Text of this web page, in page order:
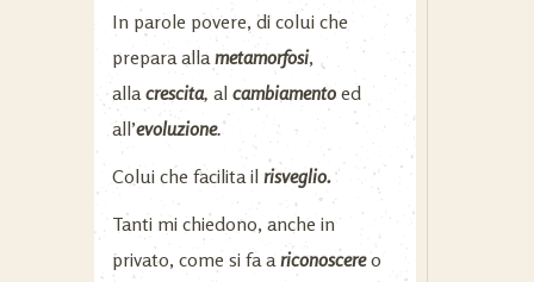
In parole povere, di colui che
prepara allametamorfosi,
allacrescita, al cambiamento ed
all’evoluzione.
Colui che facilita il risveglio.
Tanti mi chiedono, anche in
privato, come si fa ariconoscereo